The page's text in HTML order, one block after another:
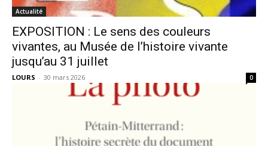
Actualité
EXPOSITION : Le sens des couleurs
vivantes, au Musée de l’histoire vivante
jusqu’au 31 juillet
LOURS - 30 mars 2026 0